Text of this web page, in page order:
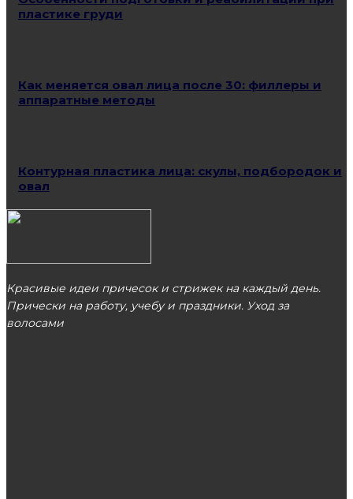
пластике груди
Как меняется овал лица после 30: филлеры и
аппаратные методы
Контурная пластика лица: скулы, подбородок и
овал
Красивые идеи причесок и стрижек на каждый день.
Прически на работу, учебу и праздники. Уход за
волосами